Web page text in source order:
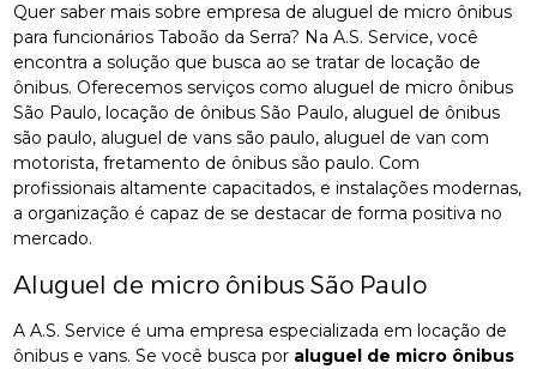
Quer saber mais sobre empresa de aluguel de micro ônibus
para funcionários Taboão da Serra? Na A.S. Service, você
encontra a solução que busca ao se tratar de locação de
ônibus. Oferecemos serviços como aluguel de micro ônibus
São Paulo, locação de ônibus São Paulo, aluguel de ônibus
são paulo, aluguel de vans são paulo, aluguel de van com
motorista, fretamento de ônibus são paulo. Com
profissionais altamente capacitados, e instalações modernas,
a organização é capaz de se destacar de forma positiva no
mercado.
Aluguel de micro ônibus São Paulo
A A.S. Service é uma empresa especializada em locação de
ônibus e vans. Se você busca por aluguel de micro ônibus